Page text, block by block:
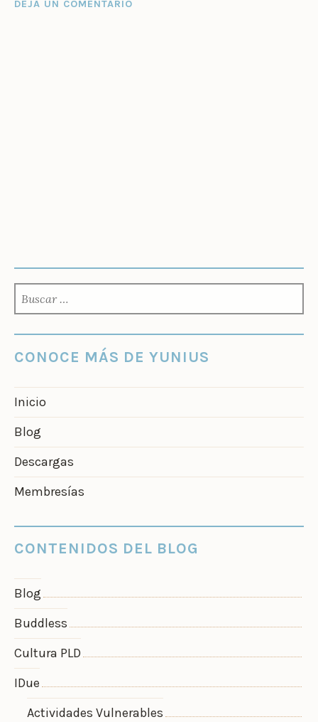
DEJA UN COMENTARIO
CONOCE MÁS DE YUNIUS
Inicio
Blog
Descargas
Membresías
CONTENIDOS DEL BLOG
Blog
Buddless
Cultura PLD
IDue
Actividades Vulnerables